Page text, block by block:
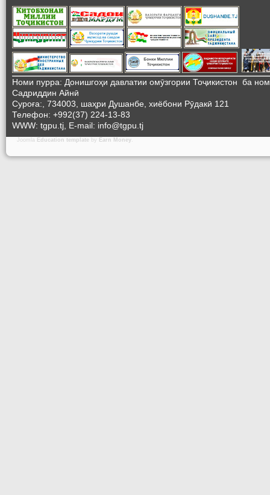
Номи пурра: Донишгоҳи давлатии омӯзгории Тоҷикистон ба
Садриддин Айнӣ
Суроға:, 734003, шаҳри Душанбе, хиёбони Рӯдакӣ 121
Телефон: +992(37) 224-13-83
WWW: tgpu.tj, E-mail: info@tgpu.tj
Joomla Education template by Earn Money